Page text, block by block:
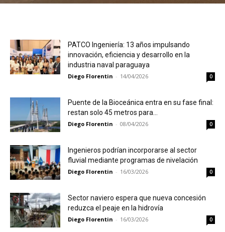
PATCO Ingeniería: 13 años impulsando
innovación, eficiencia y desarrollo en la
industria naval paraguaya
Diego Florentin - 14/04/2026 0
Puente de la Bioceánica entra en su fase final:
restan solo 45 metros para...
Diego Florentin - 08/04/2026 0
Ingenieros podrían incorporarse al sector
fluvial mediante programas de nivelación
Diego Florentin - 16/03/2026 0
Sector naviero espera que nueva concesión
reduzca el peaje en la hidrovía
Diego Florentin - 16/03/2026 0